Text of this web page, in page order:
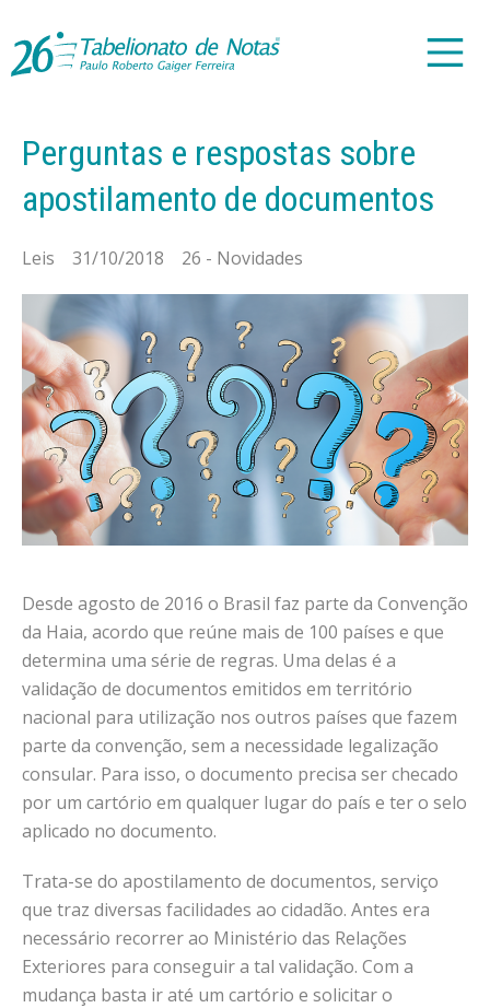
Perguntas e respostas sobre
apostilamento de documentos
Leis 31/10/2018 26 - Novidades
Desde agosto de 2016 o Brasil faz parte da Convenção
da Haia, acordo que reúne mais de 100 países e que
determina uma série de regras. Uma delas é a
validação de documentos emitidos em território
nacional para utilização nos outros países que fazem
parte da convenção, sem a necessidade legalização
consular. Para isso, o documento precisa ser checado
por um cartório em qualquer lugar do país e ter o selo
aplicado no documento.
Trata-se do apostilamento de documentos, serviço
que traz diversas facilidades ao cidadão. Antes era
necessário recorrer ao Ministério das Relações
Exteriores para conseguir a tal validação. Com a
mudança basta ir até um cartório e solicitar o